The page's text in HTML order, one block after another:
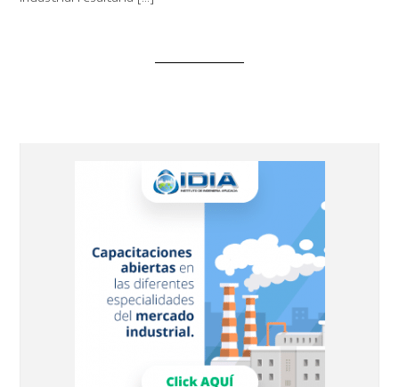
principal